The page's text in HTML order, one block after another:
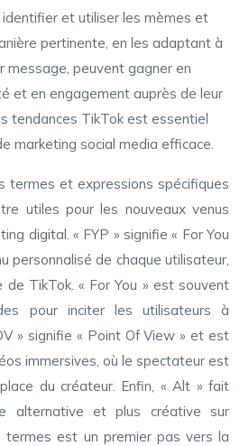
et utiliser les mèmes et
pertinente, en les adaptant à
message, peuvent gagner en
et en engagement auprès de leur
tendances TikTok est essentiel
marketing social media efficace.
termes et expressions spécifiques
utiles pour les nouveaux venus
digital. « FYP » signifie « For You
personnalisé de chaque utilisateur,
de TikTok. « For You » est souvent
pour inciter les utilisateurs à
» signifie « Point Of View » et est
immersives, où le spectateur est
du créateur. Enfin, « Alt » fait
alternative et plus créative sur
termes est un premier pas vers la